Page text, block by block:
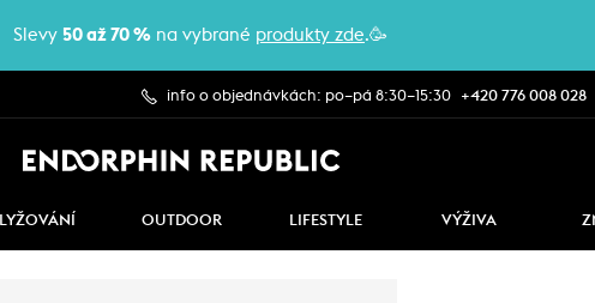
Slevy 50 až 70 % na vybrané produkty zde.🥳
info o objednávkách: po–pá 8:30–15:30 +420 776 008 028
LYŽOVÁNÍ OUTDOOR LIFESTYLE VÝŽIVA